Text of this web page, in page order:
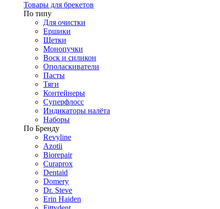
Товары для брекетов
По типу
Для очистки
Ершики
Щетки
Монопучки
Воск и силикон
Ополаскиватели
Пасты
Тяги
Контейнеры
Суперфлосс
Индикаторы налёта
Наборы
По Бренду
Revyline
Azotii
Biorepair
Curaprox
Dentaid
Domery
Dr. Steve
Erin Haiden